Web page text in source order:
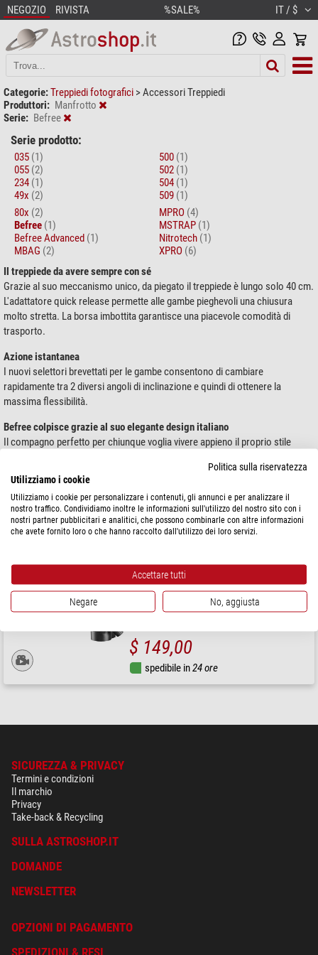
NEGOZIO RIVISTA %SALE% IT / $
Categorie:Treppiedi fotografici >Accessori Treppiedi
Produttori: Manfrotto
Serie: Befree
Serie prodotto:
035 (1)
055 (2)
234 (1)
49x (2)
500 (1)
502 (1)
504 (1)
509 (1)
80x (2)
Befree (1)
Befree Advanced (1)
MBAG (2)
MPRO (4)
MSTRAP (1)
Nitrotech (1)
XPRO (6)
Il treppiede da avere sempre con sé
Grazie al suo meccanismo unico, da piegato il treppiede è lungo solo 40 cm.
L'adattatore quick release permette alle gambe pieghevoli una chiusura
molto stretta. La borsa imbottita garantisce una piacevole comodità di
trasporto.
Azione istantanea
I nuovi selettori brevettati per le gambe consentono di cambiare
rapidamente tra 2 diversi angoli di inclinazione e quindi di ottenere la
massima flessibilità.
Befree colpisce grazie al suo elegante design italiano
Il compagno perfetto per chiunque voglia vivere appieno il proprio stile
Disponibili in alluminio e carbonio, con
Live.
Prodotti 1 - 1 di 1 Ordina per:
Manfrotto
MVH400AH Befree Live
$ 149,00
spedibile in24 ore
SICUREZZA & PRIVACY
Termini e condizioni
Il marchio
Privacy
Take-back & Recycling
SULLA ASTROSHOP.IT
DOMANDE
NEWSLETTER
OPZIONI DI PAGAMENTO
Politica sulla riservatezza
Utilizziamo i cookie
Utilizziamo i cookie per personalizzare i contenuti, gli annunci e per analizzare il
nostro traffico. Condividiamo inoltre le informazioni sull'utilizzo del nostro sito con i
nostri partner pubblicitari e analitici, che possono combinarle con altre informazioni
che avete fornito loro o che hanno raccolto dall'utilizzo dei loro servizi.
Accettare tutti
Negare No, aggiusta